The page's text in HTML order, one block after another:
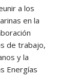
a los
en la
de trabajo,
y la
Energías